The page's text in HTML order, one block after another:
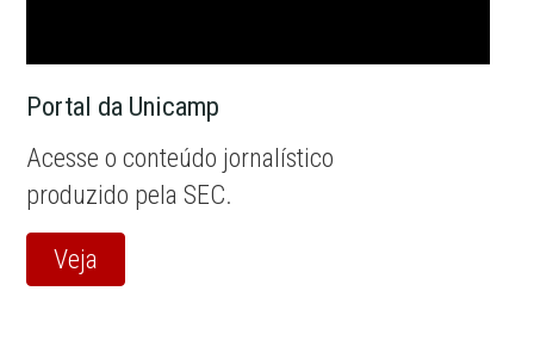
Portal da Unicamp
Acesse o conteúdo jornalístico
produzido pela SEC.
Veja